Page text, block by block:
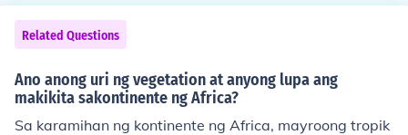
Related Questions
Ano anong uri ng vegetation at anyong lupa ang
makikita sakontinente ng Africa?
Sa karamihan ng kontinente ng Africa, mayroong tropik